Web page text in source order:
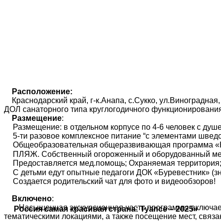
Расположение:
Краснодарский край, г-к.Анапа, с.Сукко,
ДОЛ санаторного типа круглогодичного
Размещение:
Размещение: в отдельном корпусе по 4-6 человек с
5-ти разовое комплексное питание “с элементами
Общеобразовательная общеразвивающая программа
ПЛЯЖ. Собственный огороженный и оборудованный
Предоставляется мед.помощь; Охраняемая
С детьми едут опытные педагоги ДОК «Буревестник»
Создается родительский чат для фото и видеообзоров!
Включено:
Насыщенная экскурсионная часть программы
тематическими локациями, а также посещение мест,
Россия самая красивая страна: Туапсе – 2025»